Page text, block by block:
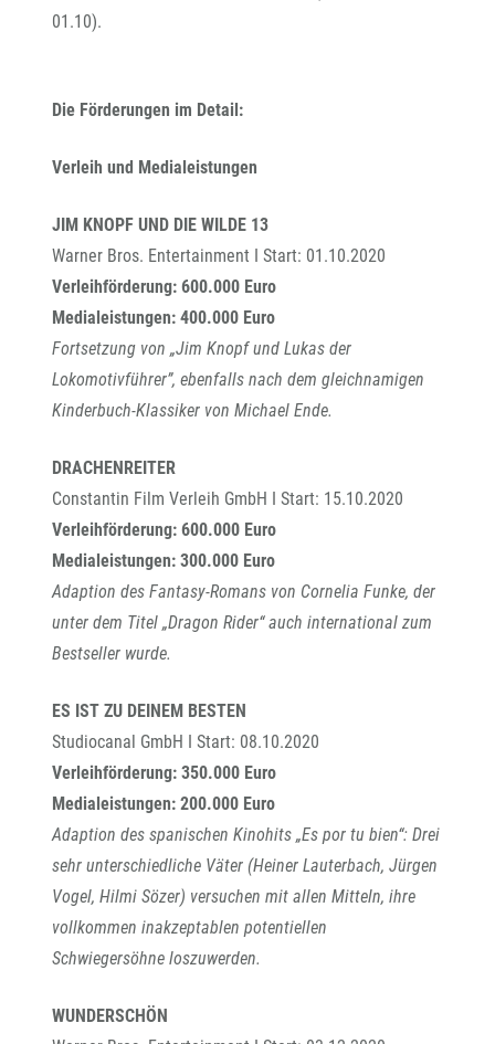
01.10).
Die Förderungen im Detail:
Verleih und Medialeistungen
JIM KNOPF UND DIE WILDE 13
Warner Bros. Entertainment I Start: 01.10.2020
Verleihförderung: 600.000 Euro
Medialeistungen: 400.000 Euro
Fortsetzung von „Jim Knopf und Lukas der
Lokomotivführer”, ebenfalls nach dem gleichnamigen
Kinderbuch-Klassiker von Michael Ende.
DRACHENREITER
Constantin Film Verleih GmbH I Start: 15.10.2020
Verleihförderung: 600.000 Euro
Medialeistungen: 300.000 Euro
Adaption des Fantasy-Romans von Cornelia Funke, der
unter dem Titel „Dragon Rider“ auch international zum
Bestseller wurde.
ES IST ZU DEINEM BESTEN
Studiocanal GmbH I Start: 08.10.2020
Verleihförderung: 350.000 Euro
Medialeistungen: 200.000 Euro
Adaption des spanischen Kinohits „Es por tu bien“: Drei
sehr unterschiedliche Väter (Heiner Lauterbach, Jürgen
Vogel, Hilmi Sözer) versuchen mit allen Mitteln, ihre
vollkommen inakzeptablen potentiellen
Schwiegersöhne loszuwerden.
WUNDERSCHÖN